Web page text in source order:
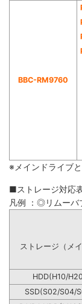
BBC-RM9760
※メインドライブ
■ストレージ対応
凡例 ：◎リムーバ
ストレージ（メイ
HDD(H10/
SSD(S02/S04/